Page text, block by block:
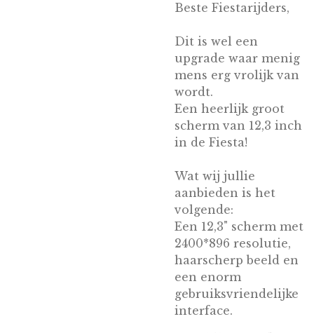
Beste Fiestarijders,
Dit is wel een
upgrade waar menig
mens erg vrolijk van
wordt.
Een heerlijk groot
scherm van 12,3 inch
in de Fiesta!
Wat wij jullie
aanbieden is het
volgende:
Een 12,3" scherm met
2400*896 resolutie,
haarscherp beeld en
een enorm
gebruiksvriendelijke
interface.